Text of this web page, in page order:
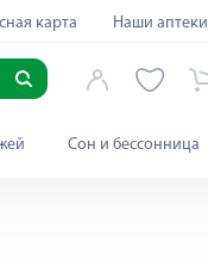
карта Наши аптеки
Сон и бессонница